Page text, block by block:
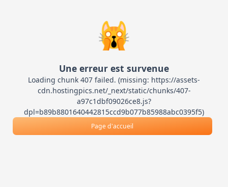
🙀
Une erreur est survenue
Loading chunk 407 failed. (missing: https://assets-
cdn.hostingpics.net/_next/static/chunks/407-
a97c1dbf09026ce8.js?
dpl=b89b8801640442815ccd9b077b85988abc0395f5)
Page d'accueil